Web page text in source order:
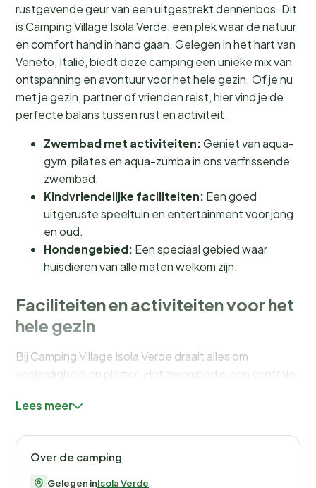
rustgevende geur van een uitgestrekt dennenbos. Dit
is Camping Village Isola Verde, een plek waar de natuur
en comfort hand in hand gaan. Gelegen in het hart van
Veneto, Italië, biedt deze camping een unieke mix van
ontspanning en avontuur voor het hele gezin. Of je nu
met je gezin, partner of vrienden reist, hier vind je de
perfecte balans tussen rust en activiteit.
Zwembad met activiteiten:Geniet van aqua-
gym, pilates en aqua-zumba in ons verfrissende
zwembad.
Kindvriendelijke faciliteiten: Een goed
uitgeruste speeltuin en entertainment voor jong
en oud.
Hondengebied: Een speciaal gebied waar
huisdieren van alle maten welkom zijn.
Faciliteiten en activiteiten voor het
hele gezin
Bij Camping Village Isola Verde draait alles om
veelzijdigheid en plezier. Het zwembad is een centrale
aqua-gym,pilates
dagelijks entertainment. Sportliefhebbers kunnen hun
hart ophalen met de uitgebreide
fitnessfaciliteiten, en er is een
Lees meer
Over de camping
Gelegen inIsola Verde